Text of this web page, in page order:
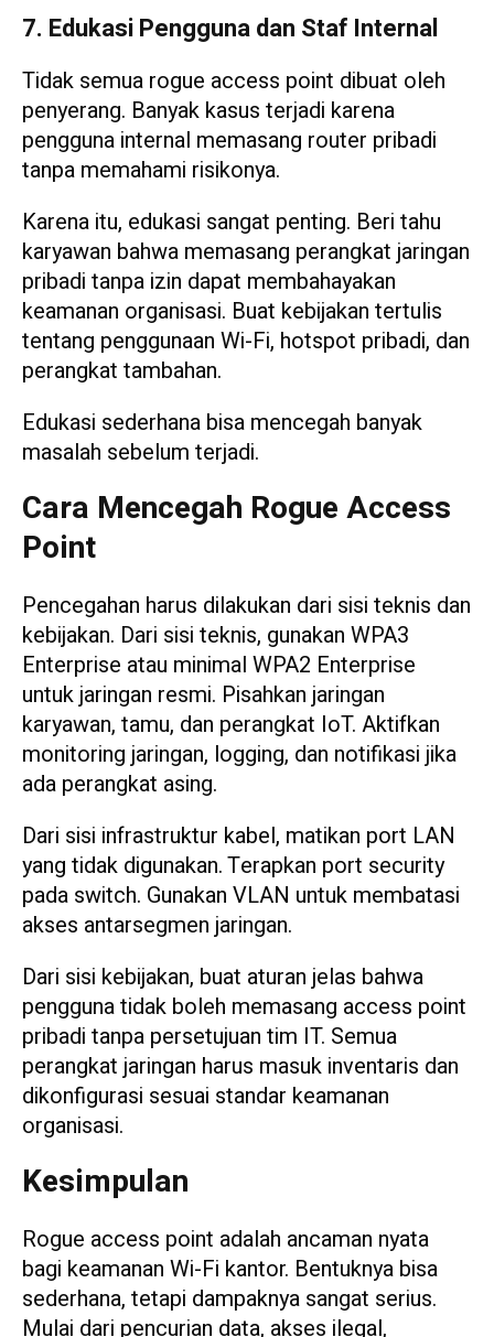
7. Edukasi Pengguna dan Staf Internal
Tidak semua rogue access point dibuat oleh
penyerang. Banyak kasus terjadi karena
pengguna internal memasang router pribadi
tanpa memahami risikonya.
Karena itu, edukasi sangat penting. Beri tahu
karyawan bahwa memasang perangkat jaringan
pribadi tanpa izin dapat membahayakan
keamanan organisasi. Buat kebijakan tertulis
tentang penggunaan Wi-Fi, hotspot pribadi, dan
perangkat tambahan.
Edukasi sederhana bisa mencegah banyak
masalah sebelum terjadi.
Cara Mencegah Rogue Access
Point
Pencegahan harus dilakukan dari sisi teknis dan
kebijakan. Dari sisi teknis, gunakan WPA3
Enterprise atau minimal WPA2 Enterprise
untuk jaringan resmi. Pisahkan jaringan
karyawan, tamu, dan perangkat IoT. Aktifkan
monitoring jaringan, logging, dan notifikasi jika
ada perangkat asing.
Dari sisi infrastruktur kabel, matikan port LAN
yang tidak digunakan. Terapkan port security
pada switch. Gunakan VLAN untuk membatasi
akses antarsegmen jaringan.
Dari sisi kebijakan, buat aturan jelas bahwa
pengguna tidak boleh memasang access point
pribadi tanpa persetujuan tim IT. Semua
perangkat jaringan harus masuk inventaris dan
dikonfigurasi sesuai standar keamanan
organisasi.
Kesimpulan
Rogue access point adalah ancaman nyata
bagi keamanan Wi-Fi kantor. Bentuknya bisa
sederhana, tetapi dampaknya sangat serius.
Mulai dari pencurian data, akses ilegal,